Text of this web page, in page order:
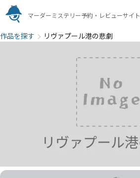
マーダーミステリー予約・レビューサイト
作品を探す リヴァプール港の悲劇